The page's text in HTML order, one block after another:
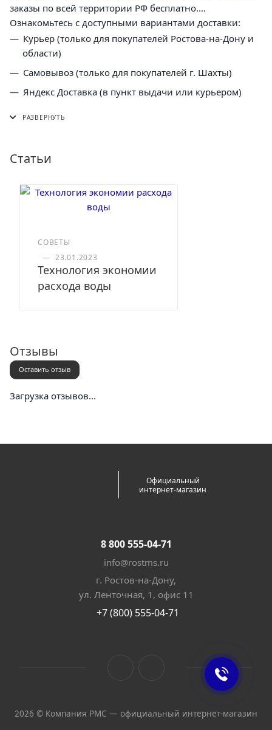
заказы по всей территории РФ бесплатно.
Ознакомьтесь с доступными вариантами доставки:
Курьер (только для покупателей Ростова-на-Дону и
области)
Самовывоз (только для покупателей г. Шахты)
Яндекс Доставка (в пункт выдачи или курьером)
Статьи
СОВЕТЫ
— 23.01.2023
Технология экономии
расхода воды
Отзывы
Оставить отзыв
Загрузка отзывов...
Официальный
интернет-магазин
8 800 555-04-71
info@rostms.ru
г. Ростов-на-Дону,
ул. Ленточная, 1, офис 11
+7 (800) 555-04-71
2026 © Компания РМС — официальный интернет-магазин